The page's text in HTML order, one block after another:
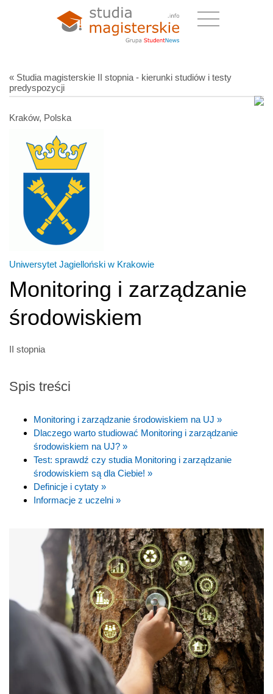
« Studia magisterskie II stopnia - kierunki studiów i testy
predyspozycji
Kraków, Polska
Uniwersytet Jagielloński w Krakowie
Monitoring i zarządzanie
środowiskiem
II stopnia
Spis treści
Monitoring i zarządzanie środowiskiem na UJ »
Dlaczego warto studiować Monitoring i zarządzanie
środowiskiem na UJ? »
Test: sprawdź czy studia Monitoring i zarządzanie
środowiskiem są dla Ciebie! »
Definicje i cytaty »
Informacje z uczelni »